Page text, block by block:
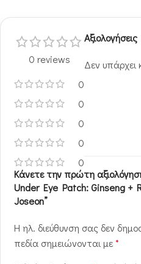
0 reviews
0
0
0
0
0
Αξιολογήσεις
Δεν υπάρχει
Κάνετε την πρώτη
Under Eye Patch: Ginseng +
Joseon”
Η ηλ. διεύθυνση σας δεν
πεδία σημειώνονται με*